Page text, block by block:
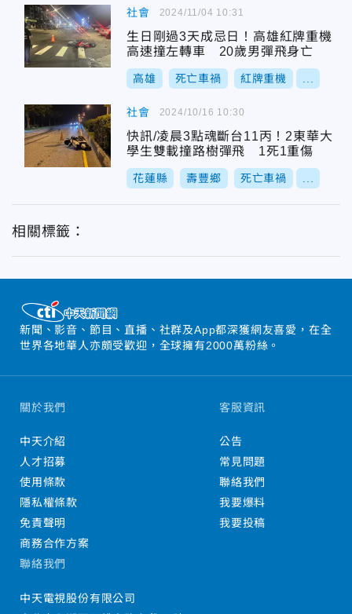
社會
生日剛過3天成忌日！高雄紅牌重機
高速撞左轉車 20歲男彈飛身亡
高雄 死亡車禍 紅牌重機
2024/11/04 10:31
社會
快訊/凌晨3點魂斷台11丙！2東華大
學生雙載撞路樹彈飛 1死1重傷
花蓮縣 壽豐鄉 死亡車禍
2024/10/16 10:30
相關標籤：
新聞、影音、節目、直播、社群及App都深獲網友喜愛，在全
世界各地華人亦頗受歡迎，全球擁有2000萬粉絲。
關於我們
中天介紹
人才招募
使用條款
隱私權條款
免責聲明
商務合作方案
客服資訊
公告
常見問題
聯絡我們
我要爆料
我要投稿
聯絡我們
中天電視股份有限公司